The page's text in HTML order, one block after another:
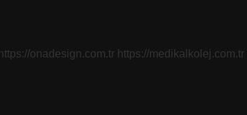
https://onadesign.com.tr https://medikalkolej.com.tr